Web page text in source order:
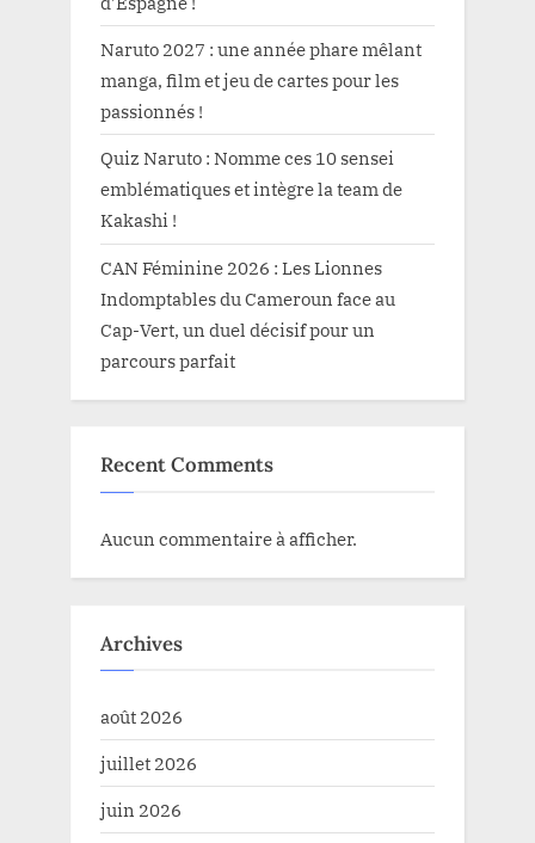
Naruto 2027 : une année phare mêlant
manga, film et jeu de cartes pour les
passionnés !
Quiz Naruto : Nomme ces 10 sensei
emblématiques et intègre la team de
Kakashi !
CAN Féminine 2026 : Les Lionnes
Indomptables du Cameroun face au
Cap-Vert, un duel décisif pour un
parcours parfait
Recent Comments
Aucun commentaire à afficher.
Archives
août 2026
juillet 2026
juin 2026